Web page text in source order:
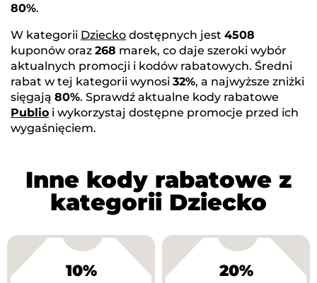
80%.
W kategorii Dziecko dostępnych jest 4508
kuponów oraz 268 marek, co daje szeroki wybór
aktualnych promocji i kodów rabatowych. Średni
rabat w tej kategorii wynosi 32%, a najwyższe zniżki
sięgają 80%. Sprawdź aktualne kody rabatowe
Publio i wykorzystaj dostępne promocje przed ich
wygaśnięciem.
Inne kody rabatowe z
kategorii Dziecko
10% 20%